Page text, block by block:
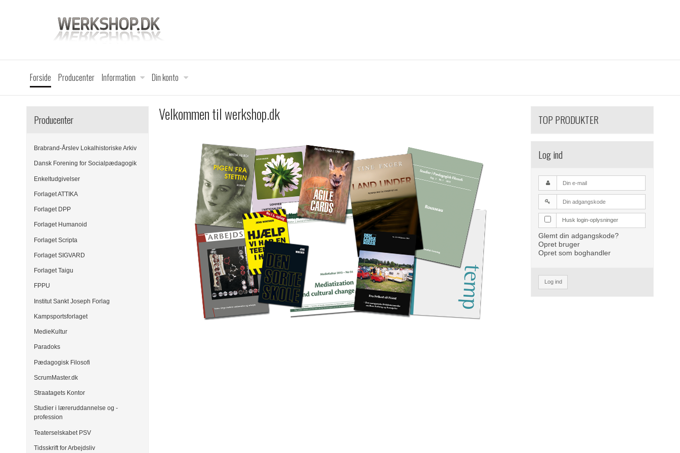
Forside Producenter Information Din konto
Producenter
Brabrand-Årslev Lokalhistoriske Arkiv
Dansk Forening for Socialpædagogik
Enkeltudgivelser
Forlaget ATTIKA
Forlaget DPP
Forlaget Humanoid
Forlaget Scripta
Forlaget SIGVARD
Forlaget Taigu
FPPU
Institut Sankt Joseph Forlag
Kampsportsforlaget
MedieKultur
Paradoks
Pædagogisk Filosofi
ScrumMaster.dk
Straatagets Kontor
Studier i læreruddannelse og -
profession
Teaterselskabet PSV
Tidsskrift for Arbejdsliv
Velkommen til werkshop.dk TOP PRODUKTER
Log ind
Husk login-oplysninger
Glemt din adgangskode?
Opret bruger
Opret som boghandler
Log ind